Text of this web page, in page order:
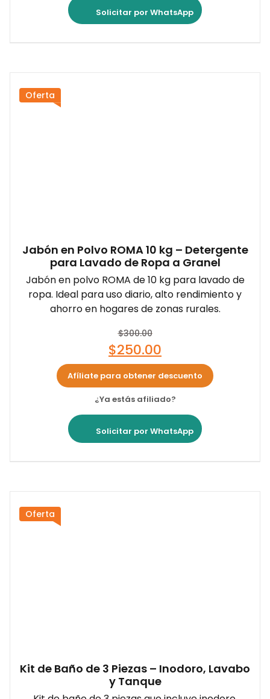
Solicitar por WhatsApp
Oferta
Jabón en Polvo ROMA 10 kg – Detergente
para Lavado de Ropa a Granel
Jabón en polvo ROMA de 10 kg para lavado de
ropa. Ideal para uso diario, alto rendimiento y
ahorro en hogares de zonas rurales.
$300.00
$250.00
Afíliate para obtener descuento
¿Ya estás afiliado?
Solicitar por WhatsApp
Oferta
Kit de Baño de 3 Piezas – Inodoro, Lavabo
y Tanque